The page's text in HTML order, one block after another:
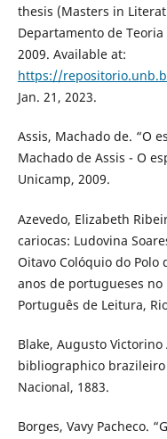
thesis (Masters in
Departamento de
2009. Available at:
https://
Jan. 21, 2023.
Assis, Machado de. “O
Machado de Assis - O
Unicamp, 2009.
Azevedo, Elizabeth
cariocas: Ludovina
Oitavo Colóquio do Polo
anos de portugueses no
Português de Leitura,
Blake, Augusto
bibliographico brazileiro
Nacional, 1883.
Borges, Vavy Pacheco.